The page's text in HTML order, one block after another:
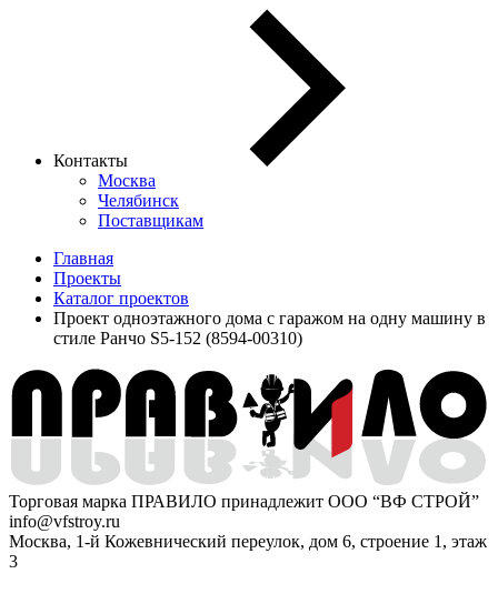
Контакты
Москва
Челябинск
Поставщикам
Главная
Проекты
Каталог проектов
Проект одноэтажного дома с гаражом на одну машину в
стиле Ранчо S5-152 (8594-00310)
Торговая марка ПРАВИЛО принадлежит ООО “ВФ СТРОЙ”
info@vfstroy.ru
Москва, 1-й Кожевнический переулок, дом 6, строение 1, этаж
3